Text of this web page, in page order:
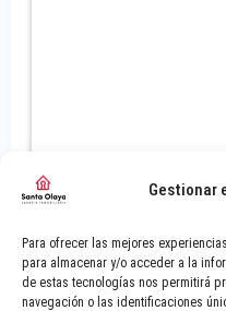
Gestionar
Para ofrecer las mejores
para almacenar y/o acceder a la
de estas tecnologías nos permitirá
navegación o las identificaciones